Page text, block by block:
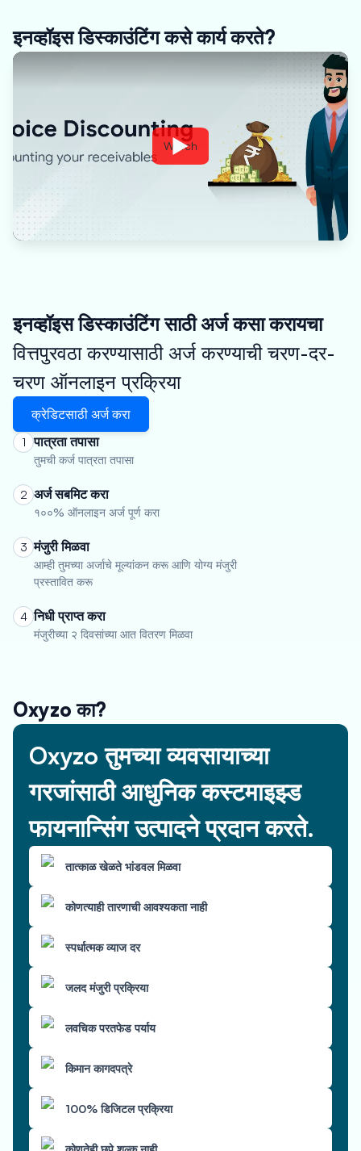
इनव्हॉइस डिस्काउंटिंग कसे कार्य करते?
Watch
इनव्हॉइस डिस्काउंटिंग साठी अर्ज कसा करायचा
वित्तपुरवठा करण्यासाठी अर्ज करण्याची चरण-दर-
चरण ऑनलाइन प्रक्रिया
क्रेडिटसाठी अर्ज करा
1 पात्रता तपासा
तुमची कर्ज पात्रता तपासा
2 अर्ज सबमिट करा
१००% ऑनलाइन अर्ज पूर्ण करा
3 मंजुरी मिळवा
आम्ही तुमच्या अर्जाचे मूल्यांकन करू आणि योग्य मंजुरी
प्रस्तावित करू
4 निधी प्राप्त करा
मंजुरीच्या २ दिवसांच्या आत वितरण मिळवा
Oxyzo का?
Oxyzo तुमच्या व्यवसायाच्या
गरजांसाठी आधुनिक कस्टमाइझ्ड
फायनान्सिंग उत्पादने प्रदान करते.
तात्काळ खेळते भांडवल मिळवा
कोणत्याही तारणाची आवश्यकता नाही
स्पर्धात्मक व्याज दर
जलद मंजुरी प्रक्रिया
लवचिक परतफेड पर्याय
किमान कागदपत्रे
100% डिजिटल प्रक्रिया